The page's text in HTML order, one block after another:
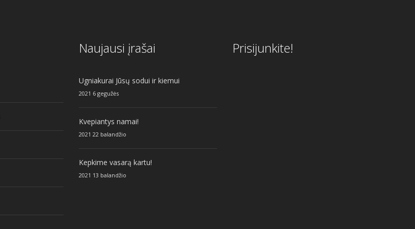
Naujausi įrašai
Ugniakurai Jūsų sodui ir kiemui
2021 6 gegužės
Kvepiantys namai!
2021 22 balandžio
Kepkime vasarą kartu!
2021 13 balandžio
Prisijunkite!